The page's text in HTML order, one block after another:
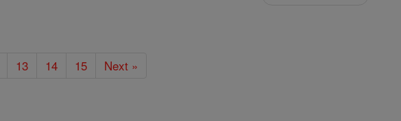
13 14 15 Next »